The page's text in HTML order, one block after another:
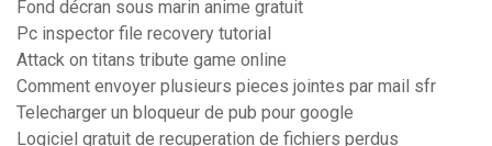
Fond décran sous marin anime gratuit
Pc inspector file recovery tutorial
Attack on titans tribute game online
Comment envoyer plusieurs pieces jointes par mail sfr
Telecharger un bloqueur de pub pour google
Logiciel gratuit de recuperation de fichiers perdus